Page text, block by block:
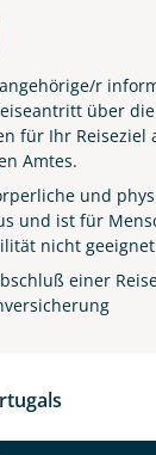
r
über
für Ihr Reiseziel
Amtes.
und
und ist für
nicht
einer